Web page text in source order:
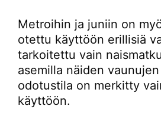
Metroihin ja juniin on
otettu käyttöön erillisiä
tarkoitettu vain
asemilla näiden
odotustila on merkitty
käyttöön.